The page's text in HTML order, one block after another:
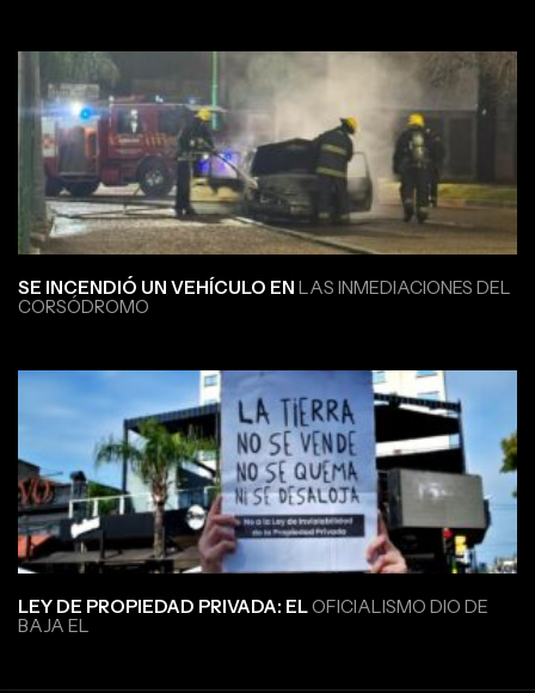
SE INCENDIÓ UN VEHÍCULO EN LAS INMEDIACIONES DEL
CORSÓDROMO
LEY DE PROPIEDAD PRIVADA: ELOFICIALISMO DIO DE
BAJA EL